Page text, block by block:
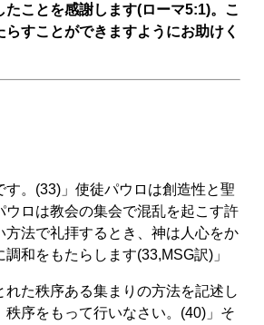
ことを感謝します(ローマ5:1)。こ
すことができますようにお助けく
す。(33)」使徒パウロは創造性と聖
ロは教会の集会で混乱を起こす許
法で礼拝するとき、神は人心をか
和をもたらします(33,MSG訳)」
た秩序ある集まりの方法を記述し
序をもって行いなさい。(40)」そ